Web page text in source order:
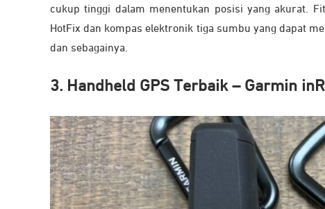
cukup tinggi dalam menentukan posisi yang akurat.
HotFix dan kompas elektronik tiga sumbu yang dapat
dan sebagainya.
3. Handheld GPS Terbaik – Garmin